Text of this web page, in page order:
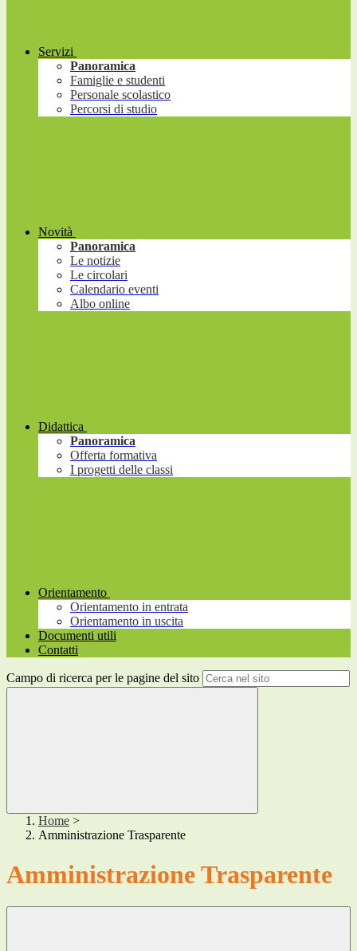
Servizi
Panoramica
Famiglie e studenti
Personale scolastico
Percorsi di studio
Novità
Panoramica
Le notizie
Le circolari
Calendario eventi
Albo online
Didattica
Panoramica
Offerta formativa
I progetti delle classi
Orientamento
Orientamento in entrata
Orientamento in uscita
Documenti utili
Contatti
Campo di ricerca per le pagine del sito
Home >
Amministrazione Trasparente
Amministrazione Trasparente